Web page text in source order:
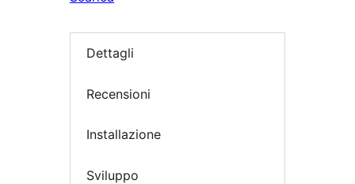
Dettagli
Recensioni
Installazione
Sviluppo